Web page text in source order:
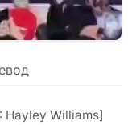
Hayley Williams]